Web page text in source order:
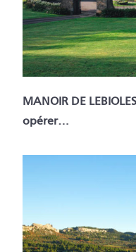
MANOIR DE
opérer…